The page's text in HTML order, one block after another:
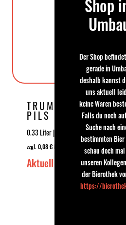
TRUMER IMPERIAL
PILS
0.33 Liter | 6.2 % Vol | 2,99 €3,07 € *
zzgl. 0,08 € MEHRWEG-Pfand
Aktuell Ausverkauft
Aktuell
Shop
Der Shop
gerade in
deshalb kannst
uns aktuell
keine Waren
Falls du noch
Suche nach
bestimmten
schau doch
unseren
der Bierothek
https://